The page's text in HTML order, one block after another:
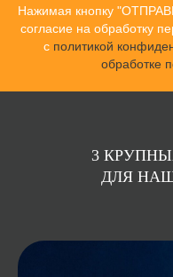
Нажимая кнопку
согласие на обработку
с политикой
обработке
3
ДЛЯ